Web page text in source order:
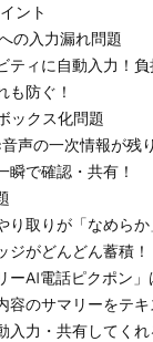
ント
の入力漏れ問題
ティに自動入力！負
も防ぐ！
ックス化問題
声の一次情報が残
瞬で確認・共有！
り取りが「なめらか
ジがどんどん蓄積！
ーAI電話ピクポン
容のサマリーをテ
入力・共有してくれ